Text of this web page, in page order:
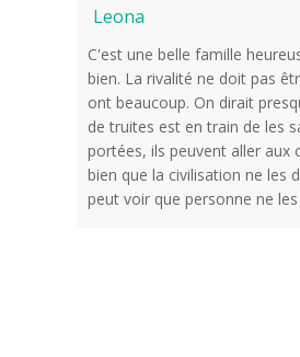
Leona
C'est une belle famille
bien. La rivalité ne doit pas
ont beaucoup. On dirait
de truites est en train de les
portées, ils peuvent aller aux
bien que la civilisation ne les
peut voir que personne ne